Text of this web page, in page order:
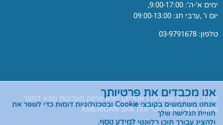
ימים א’-ה’: 9:00-17:00,
יום ו’ ,ערבי חג: 09:00-13:00
טלפון: 03-9791678
© כל הזכויות שמורות | אמריקן ספא-שיווק מערכות ספא לחצר
ומוצרי פנאי הנאה ובריאות AMERICAN SPA
אנו מכבדים את פרטיותך
אנחנו משתמשים בקובצי Cookieובטכנולוגיות דומות כדי לשפר את
חוויית הגלישה שלך
ולהציג עבורך תוכן רלוונטי למידע נוסף.